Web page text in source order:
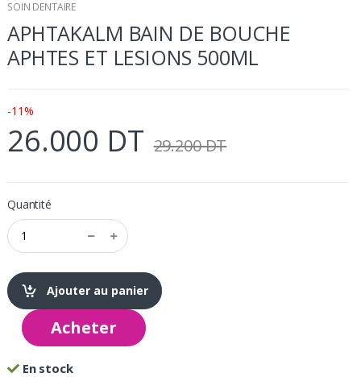
SOIN DENTAIRE
APHTAKALM BAIN DE BOUCHE
APHTES ET LESIONS 500ML
-11%
26.000 DT 29.200 DT
Quantité
Ajouter au panier
Acheter
En stock